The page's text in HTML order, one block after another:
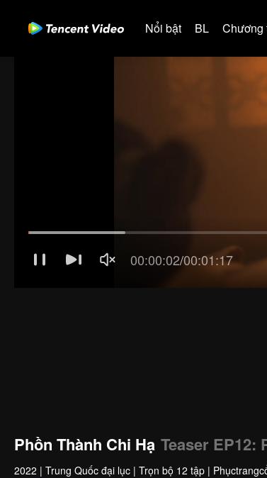
Nổi bật BL Chương
Phồn Thành Chi Hạ Teaser EP12:
2022 | Trung Quốc đại lục | Trọn bộ 12 tập |